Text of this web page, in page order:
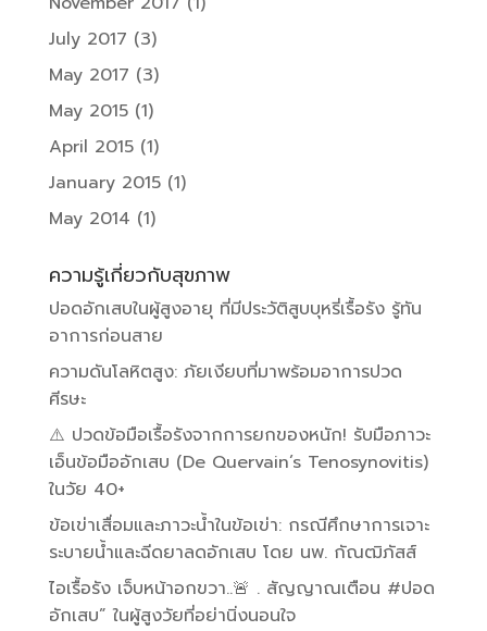
July 2017 (3)
May 2017 (3)
May 2015(1)
April 2015(1)
January 2015(1)
May 2014 (1)
ความรู้เกี่ยวกับสุขภาพ
ปอดอักเสบในผู้สูงอายุ ที่มีประวัติสูบบุหรี่เรื้อรัง รู้ทัน
อาการก่อนสาย
ความดันโลหิตสูง: ภัยเงียบที่มาพร้อมอาการปวด
ศีรษะ
⚠️ ปวดข้อมือเรื้อรังจากการยกของหนัก! รับมือภาวะ
เอ็นข้อมืออักเสบ (De Quervain’s Tenosynovitis)
ในวัย 40+
ข้อเข่าเสื่อมและภาวะน้ำในข้อเข่า: กรณีศึกษาการเจาะ
ระบายน้ำและฉีดยาลดอักเสบ โดย นพ. กัณฒิภัสส์
ไอเรื้อรัง เจ็บหน้าอกขวา..🚨 . สัญญาณเตือน #ปอด
อักเสบ” ในผู้สูงวัยที่อย่านิ่งนอนใจ